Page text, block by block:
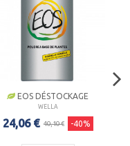
EOS DÉSTOCKAGE
WELLA
24,06 € 40,10 € -40%